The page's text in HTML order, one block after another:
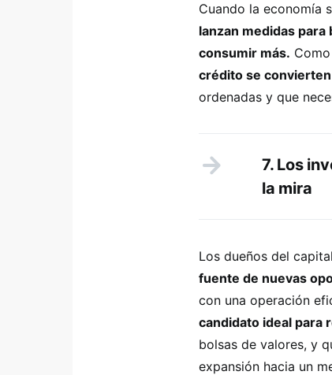
Cuando la economía
lanzan medidas para
consumir más.
crédito se
ordenadas y que
7. Los
la mira
Los dueños del
fuente de nuevas
con una operación
candidato ideal para
bolsas de valores, y
expansión hacia un